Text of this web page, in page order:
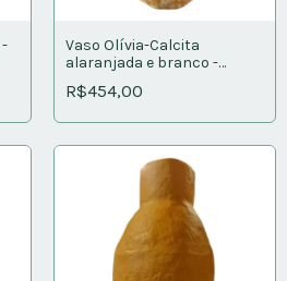
Vaso Olívia-Calcita
alaranjada e branco -
Irmãos Santiago
R$454,00